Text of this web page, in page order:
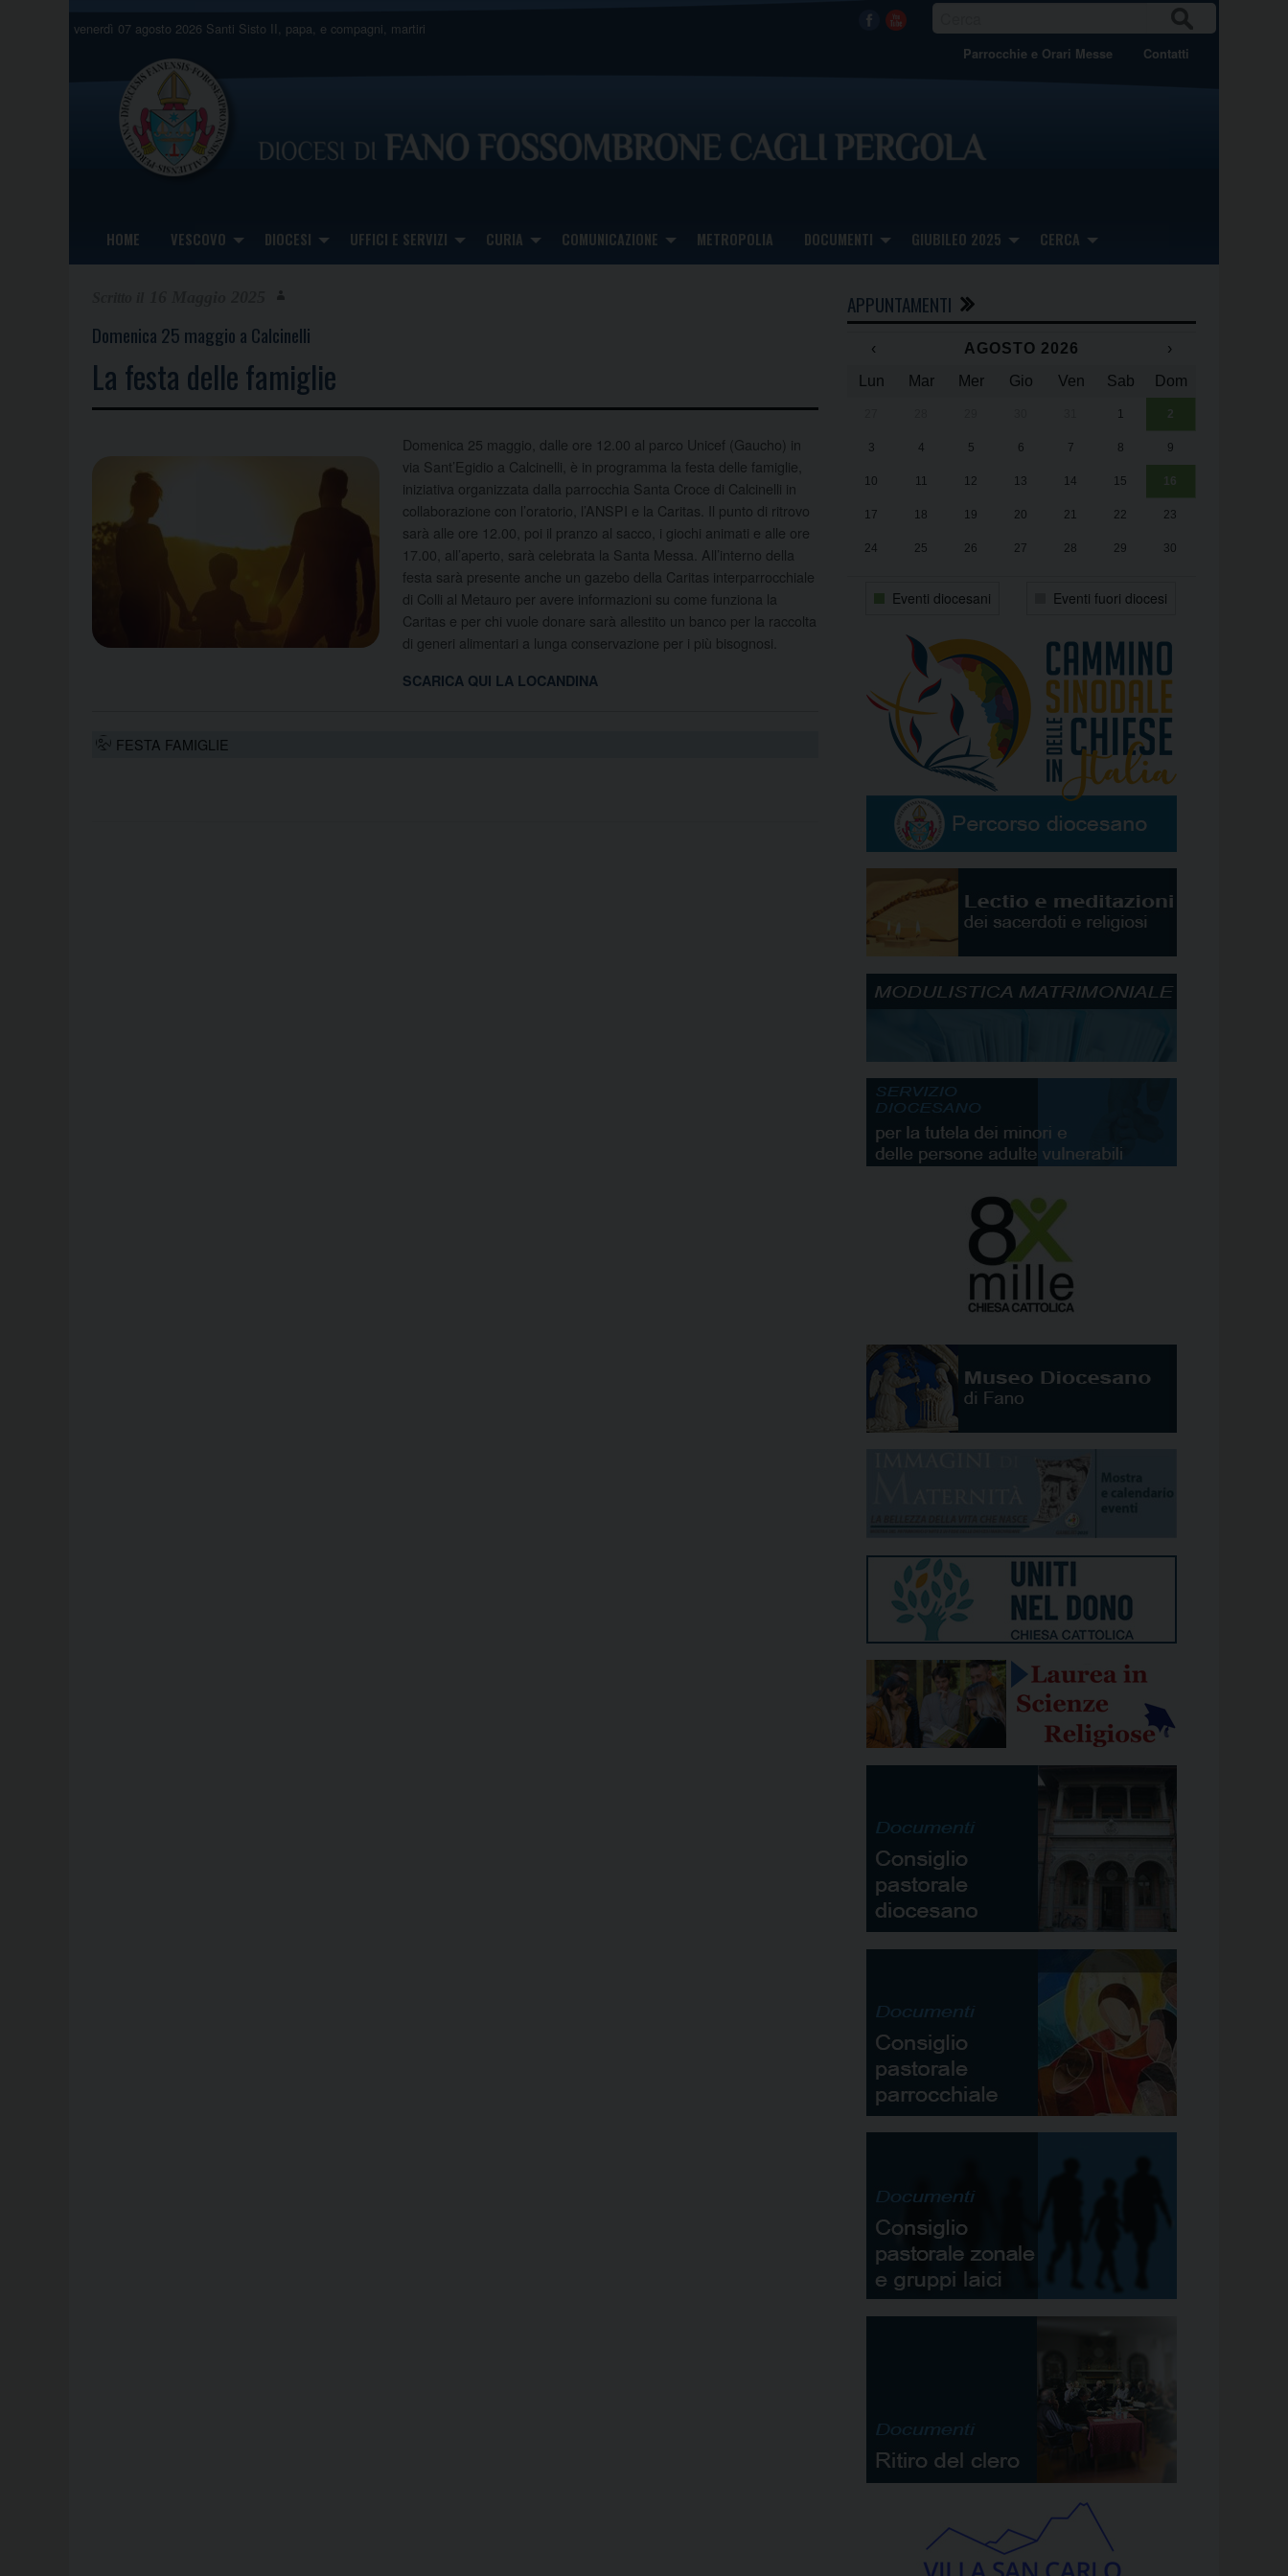
venerdì 07 agosto 2026 Santi Sisto II, papa, e compagni, martiri Facebook
Youtube CA
Parrocchie e Orari Messe Contatti
HOME VESCOVO DIOCESI UFFICI E SERVIZI CURIA COMUNICAZIONE METROPOLIA DOCUMENTI GIUBILEO 2025 CERCA
Domenica 25 maggio a Calcinelli
La festa delle famiglie
Domenica 25 maggio, dalle ore 12.00 al parco Unicef (Gaucho) in
via Sant’Egidio a Calcinelli, è in programma la festa delle famiglie,
iniziativa organizzata dalla parrocchia Santa Croce di Calcinelli in
collaborazione con l’oratorio, l’ANSPI e la Caritas. Il punto di ritrovo
sarà alle ore 12.00, poi il pranzo al sacco, i giochi animati e alle ore
17.00, all’aperto, sarà celebrata la Santa Messa. All’interno della
festa sarà presente anche un gazebo della Caritas interparrocchiale
di Colli al Metauro per avere informazioni su come funziona la
Caritas e per chi vuole donare sarà allestito un banco per la raccolta
di generi alimentari a lunga conservazione per i più bisognosi.
SCARICA QUI LA LOCANDINA
FESTA FAMIGLIE
APPUNTAMENTI
‹ AGOSTO 2026
›
Lun
Mar Mer Gio Ven Sab Dom
1 2
3 4 5 6 7 8 9
10 11 12 13 14 15 16
17 18 19 20 21 22 23
24 25 26 27 28 29 30
Eventi diocesani Eventi fuori diocesi